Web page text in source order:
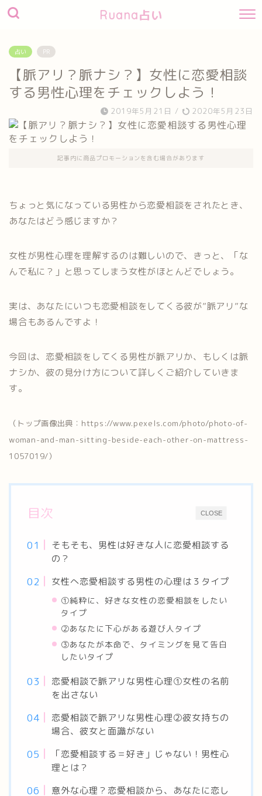
Ruana占い
占い PR
【脈アリ？脈ナシ？】女性に恋愛相談
する男性心理をチェックしよう！
2019年5月21日 / 2020年5月23日
記事内に商品プロモーションを含む場合があります
ちょっと気になっている男性から恋愛相談をされたとき、
あなたはどう感じますか？
女性が男性心理を理解するのは難しいので、きっと、「な
んで私に？」と思ってしまう女性がほとんどでしょう。
実は、あなたにいつも恋愛相談をしてくる彼が”脈アリ”な
場合もあるんですよ！
今回は、恋愛相談をしてくる男性が脈アリか、もしくは脈
ナシか、彼の見分け方について詳しくご紹介していきま
す。
（トップ画像出典：https://www.pexels.com/photo/photo-of-
woman-and-man-sitting-beside-each-other-on-mattress-
1057019/）
CLOSE
目次
そもそも、男性は好きな人に恋愛相談する
の？
女性へ恋愛相談する男性の心理は３タイプ
①純粋に、好きな女性の恋愛相談をしたい
タイプ
②あなたに下心がある遊び人タイプ
③あなたが本命で、タイミングを見て告白
したいタイプ
恋愛相談で脈アリな男性心理①女性の名前
を出さない
恋愛相談で脈アリな男性心理②彼女持ちの
場合、彼女と面識がない
「恋愛相談する＝好き」じゃない！男性心
理とは？
意外な心理？恋愛相談から、あなたに恋し